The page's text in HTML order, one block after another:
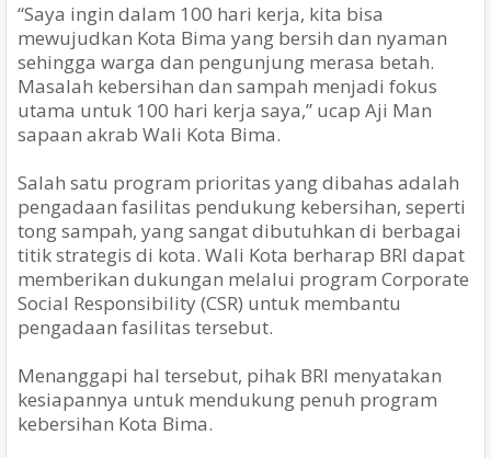
“Saya ingin dalam 100 hari kerja, kita bisa
mewujudkan Kota Bima yang bersih dan nyaman
sehingga warga dan pengunjung merasa betah.
Masalah kebersihan dan sampah menjadi fokus
utama untuk 100 hari kerja saya,” ucap Aji Man
sapaan akrab Wali Kota Bima.
Salah satu program prioritas yang dibahas adalah
pengadaan fasilitas pendukung kebersihan, seperti
tong sampah, yang sangat dibutuhkan di berbagai
titik strategis di kota. Wali Kota berharap BRI dapat
memberikan dukungan melalui program Corporate
Social Responsibility (CSR) untuk membantu
pengadaan fasilitas tersebut.
Menanggapi hal tersebut, pihak BRI menyatakan
kesiapannya untuk mendukung penuh program
kebersihan Kota Bima.